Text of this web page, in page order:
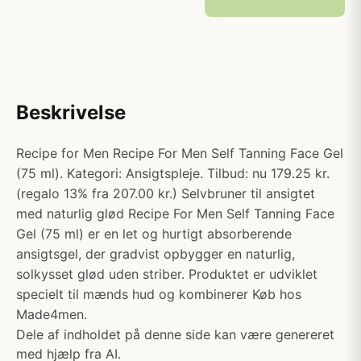
Beskrivelse
Recipe for Men Recipe For Men Self Tanning Face Gel
(75 ml). Kategori: Ansigtspleje. Tilbud: nu 179.25 kr.
(regalo 13% fra 207.00 kr.) Selvbruner til ansigtet
med naturlig glød Recipe For Men Self Tanning Face
Gel (75 ml) er en let og hurtigt absorberende
ansigtsgel, der gradvist opbygger en naturlig,
solkysset glød uden striber. Produktet er udviklet
specielt til mænds hud og kombinerer Køb hos
Made4men.
Dele af indholdet på denne side kan være genereret
med hjælp fra AI.